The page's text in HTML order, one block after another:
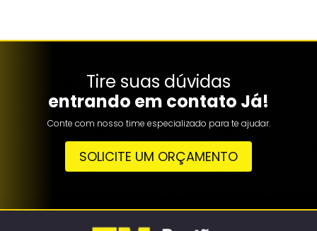
Tire suas dúvidas
entrando em contato Já!
Conte com nosso time especializado para te ajudar.
SOLICITE UM ORÇAMENTO